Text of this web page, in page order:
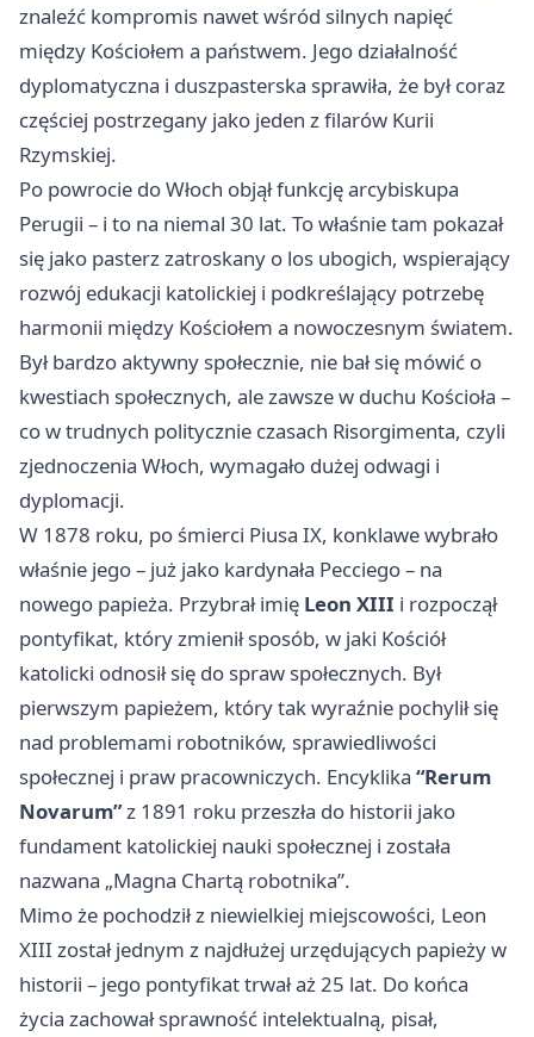
znaleźć kompromis nawet wśród silnych napięć
między Kościołem a państwem. Jego działalność
dyplomatyczna i duszpasterska sprawiła, że był coraz
częściej postrzegany jako jeden z filarów Kurii
Rzymskiej.
Po powrocie do Włoch objął funkcję arcybiskupa
Perugii – i to na niemal 30 lat. To właśnie tam pokazał
się jako pasterz zatroskany o los ubogich, wspierający
rozwój edukacji katolickiej i podkreślający potrzebę
harmonii między Kościołem a nowoczesnym światem.
Był bardzo aktywny społecznie, nie bał się mówić o
kwestiach społecznych, ale zawsze w duchu Kościoła –
co w trudnych politycznie czasach Risorgimenta, czyli
zjednoczenia Włoch, wymagało dużej odwagi i
dyplomacji.
W 1878 roku, po śmierci Piusa IX, konklawe wybrało
właśnie jego – już jako kardynała Pecciego – na
nowego papieża. Przybrał imię Leon XIII i rozpoczął
pontyfikat, który zmienił sposób, w jaki Kościół
katolicki odnosił się do spraw społecznych. Był
pierwszym papieżem, który tak wyraźnie pochylił się
nad problemami robotników, sprawiedliwości
społecznej i praw pracowniczych. Encyklika “Rerum
Novarum”z 1891 roku przeszła do historii jako
fundament katolickiej nauki społecznej i została
nazwana „Magna Chartą robotnika”.
Mimo że pochodził z niewielkiej miejscowości, Leon
XIII został jednym z najdłużej urzędujących papieży w
historii – jego pontyfikat trwał aż 25 lat. Do końca
życia zachował sprawność intelektualną, pisał,